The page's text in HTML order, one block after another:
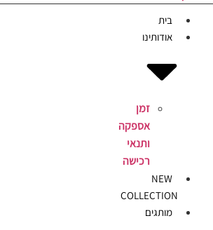
בית
אודותינו
זמן
אספקה
ותנאי
רכישה
NEW
COLLECTION
מותגים